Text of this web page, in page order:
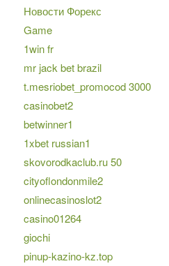
Новости Форекс
Game
1win fr
mr jack bet brazil
t.mesriobet_promocod 3000
casinobet2
betwinner1
1xbet russian1
skovorodkaclub.ru 50
cityoflondonmile2
onlinecasinoslot2
casino01264
giochi
pinup-kazino-kz.top